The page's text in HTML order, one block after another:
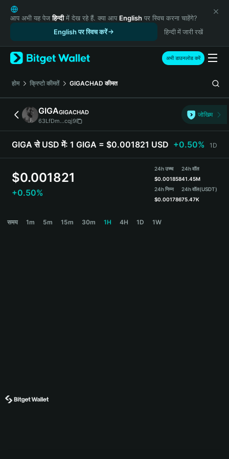
English
日本語
Русский
Español (Latinoamérica)
Türkçe
Italiano
简体中文
繁體中文
Português (Portugal)
हिन्दी
Español (Argentina)
आप अभी यह पेजहिन्दीमें देख रहे हैं. क्या आप English पर स्विच करना चाहेंगे?
English पर स्विच करें
हिन्दी में जारी रखें
अभी डाउनलोड करें
होम क्रिप्टो कीमतें GIGACHAD कीमत
GIGAGIGACHAD
63LfDm...cqj9
जोखिम
GIGA से USD में: 1 GIGA = $0.001821 USD +0.50% 1D
$0.001821
+0.50%
24h उच्च
$0.001858
24h निम्न
$0.001786
24h वॉल
41.45M
24h वॉल(USDT)
75.47K
समय 1m 5m 15m 30m 1H 4H 1D 1W